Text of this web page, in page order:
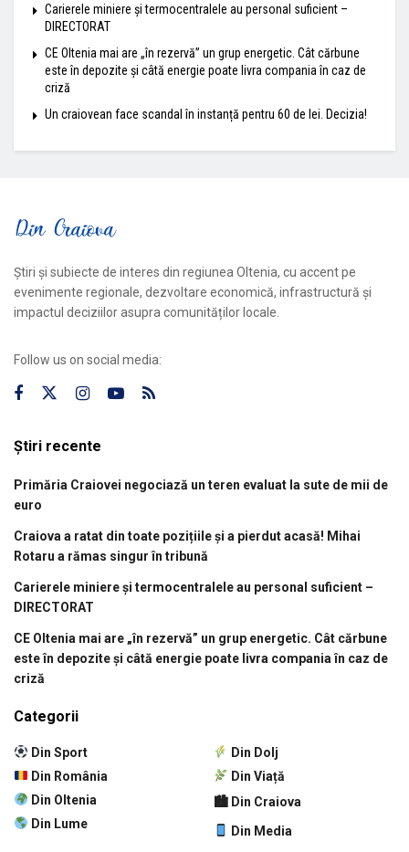
Carierele miniere și termocentralele au personal suficient –
DIRECTORAT
CE Oltenia mai are „în rezervă” un grup energetic. Cât cărbune
este în depozite și câtă energie poate livra compania în caz de
criză
Un craiovean face scandal în instanță pentru 60 de lei. Decizia!
Știri și subiecte de interes din regiunea Oltenia, cu accent pe
evenimente regionale, dezvoltare economică, infrastructură și
impactul deciziilor asupra comunităților locale.
Follow us on social media:
Știri recente
Primăria Craiovei negociază un teren evaluat la sute de mii de
euro
Craiova a ratat din toate pozițiile și a pierdut acasă! Mihai
Rotaru a rămas singur în tribună
Carierele miniere și termocentralele au personal suficient –
DIRECTORAT
CE Oltenia mai are „în rezervă” un grup energetic. Cât cărbune
este în depozite și câtă energie poate livra compania în caz de
criză
Categorii
Din Sport
Din România
Din Oltenia
Din Lume
Din Dolj
Din Viață
🏙 Din Craiova
Din Media